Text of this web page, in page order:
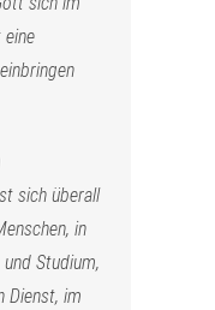
sich überall
in
Studium,
Dienst, im